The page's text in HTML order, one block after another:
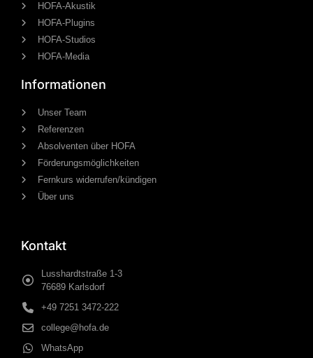
HOFA-Akustik
HOFA-Plugins
HOFA-Studios
HOFA-Media
Informationen
Unser Team
Referenzen
Absolventen über HOFA
Förderungsmöglichkeiten
Fernkurs widerrufen/kündigen
Über uns
Kontakt
Lusshardtstraße 1-3
76689 Karlsdorf
+49 7251 3472-222
college@hofa.de
WhatsApp